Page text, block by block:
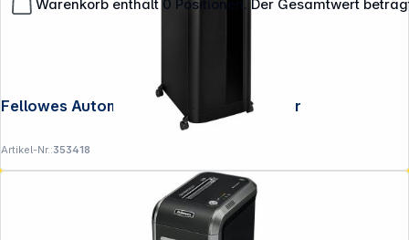
Warenkorb enthält 0 Positionen. Der Gesamtwert
Fellowes Automax 550C Aktenvernichter
Artikel-Nr.:353418
**EVP = Empfohlener Verkaufspreis des Herstellers /
Lieferanten zzgl. 19% Mwst.
Alle Preise exkl. gesetzl. Mehrwertsteuer zzgl.